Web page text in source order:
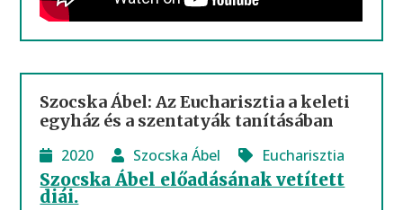
Szocska Ábel: Az Eucharisztia a keleti
egyház és a szentatyák tanításában
2020 Szocska Ábel Eucharisztia
Szocska Ábel előadásának vetített
diái.